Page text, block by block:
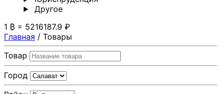
Другoе
1 ₿ = 5216187.9 ₽
Главная / Товары
Товар
Город